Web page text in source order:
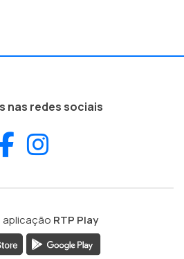
nas redes sociais
Facebook
aplicação RTP Play